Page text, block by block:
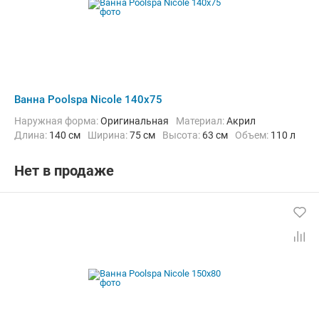
Ванна Poolspa Nicole 140x75
Наружная форма:Оригинальная Материал:Акрил
Длина: 140 см Ширина:75 см Высота: 63 см Объем: 110 л
Нет в продаже